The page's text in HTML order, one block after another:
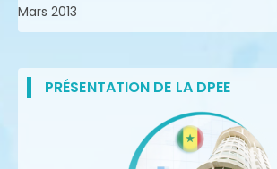
Mars 2013
PRÉSENTATION DE LA DPEE